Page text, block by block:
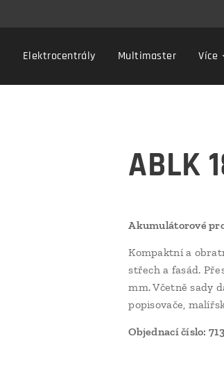
Elektrocentrály Multimaster Více
ABLK
Akumulátorové
Kompaktní a
střech a fasád.
mm. Včetně sady
popisovače,
Objednací číslo: